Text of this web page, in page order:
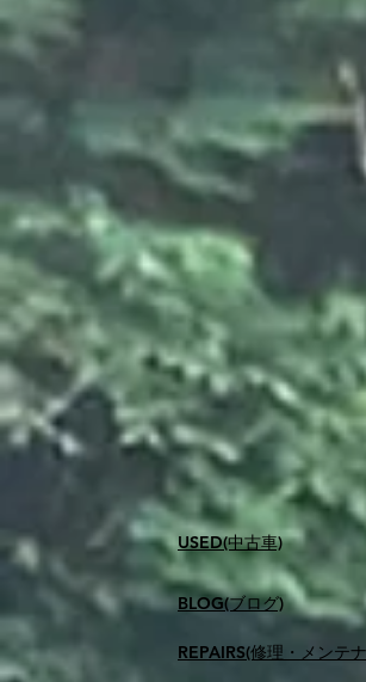
USED(中古車)
BLOG(ブログ)
REPAIRS(修理・メンテ